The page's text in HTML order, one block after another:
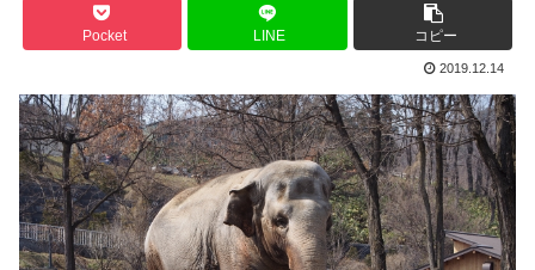
Pocket LINE コピー
2019.12.14